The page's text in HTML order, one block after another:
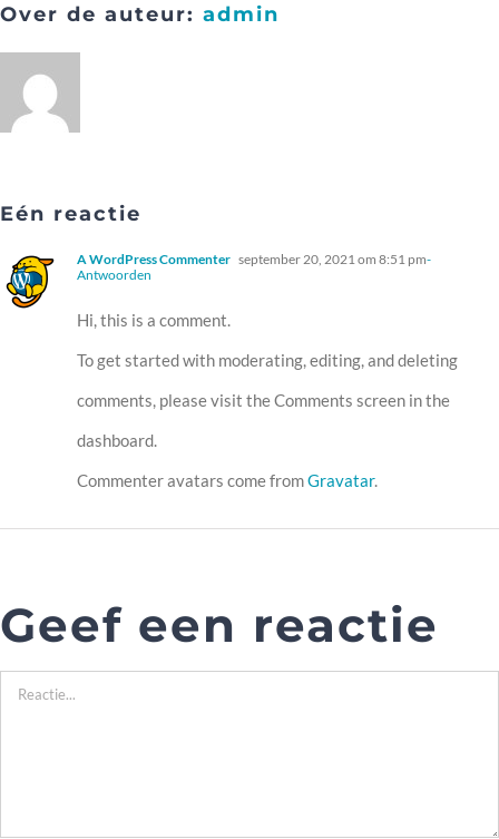
Over de auteur: admin
Eén reactie
A WordPress Commenter september 20, 2021 om 8:51 pm-
Antwoorden
Hi, this is a comment.
To get started with moderating, editing, and deleting
comments, please visit the Comments screen in the
dashboard.
Commenter avatars come fromGravatar.
Geef een reactie
Reactie